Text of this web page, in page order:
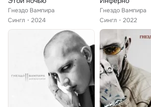
Гнездо Вампира
Сингл
2024
Гнездо Вампира
Сингл
2022